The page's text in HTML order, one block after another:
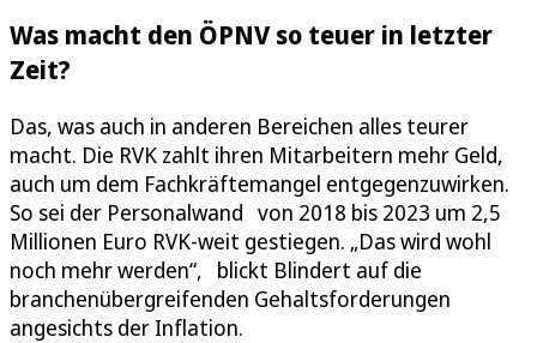
Was macht den ÖPNV so teuer in letzter
Zeit?
Das, was auch in anderen Bereichen alles teurer
macht. Die RVK zahlt ihren Mitarbeitern mehr Geld,
auch um dem Fachkräftemangel entgegenzuwirken.
So sei der Personalwand von 2018 bis 2023 um 2,5
Millionen Euro RVK-weit gestiegen. „Das wird wohl
noch mehr werden“, blickt Blindert auf die
branchenübergreifenden Gehaltsforderungen
angesichts der Inflation.